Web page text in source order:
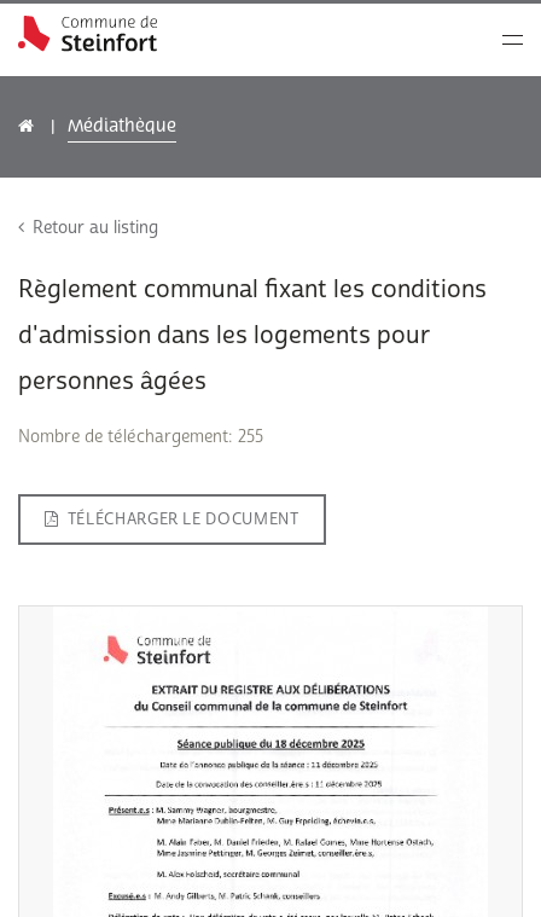
Médiathèque
Retour au listing
Règlement communal fixant les conditions
d'admission dans les logements pour
personnes âgées
Nombre de téléchargement: 255
TÉLÉCHARGER LE DOCUMENT